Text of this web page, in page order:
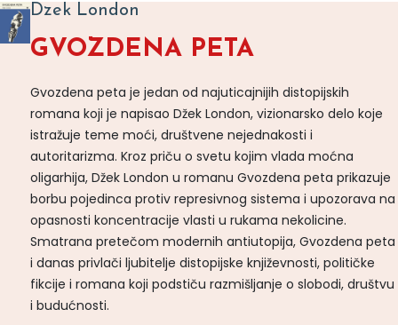
Dzek London
GVOZDENA PETA
Gvozdena peta je jedan od najuticajnijih distopijskih
romana koji je napisao Džek London, vizionarsko delo koje
istražuje teme moći, društvene nejednakosti i
autoritarizma. Kroz priču o svetu kojim vlada moćna
oligarhija, Džek London u romanu Gvozdena peta prikazuje
borbu pojedinca protiv represivnog sistema i upozorava na
opasnosti koncentracije vlasti u rukama nekolicine.
Smatrana pretečom modernih antiutopija, Gvozdena peta
i danas privlači ljubitelje distopijske književnosti, političke
fikcije i romana koji podstiču razmišljanje o slobodi, društvu
i budućnosti.